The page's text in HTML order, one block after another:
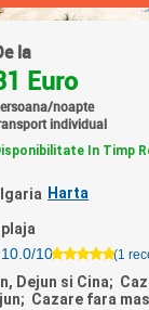
la
Euro
noapte
individual
In Timp
Harta
10.0/10
(1
Dejun si Cina;
Cazare fara